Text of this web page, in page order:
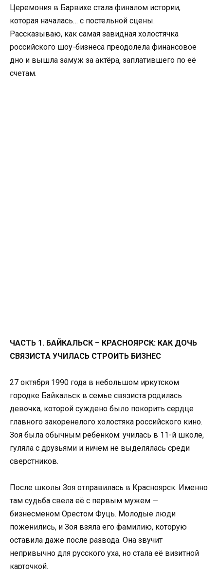
Церемония в Барвихе стала финалом истории,
которая началась… с постельной сцены.
Рассказываю, как самая завидная холостячка
российского шоу-бизнеса преодолела финансовое
дно и вышла замуж за актёра, заплатившего по её
счетам.
ЧАСТЬ 1. БАЙКАЛЬСК – КРАСНОЯРСК: КАК ДОЧЬ
СВЯЗИСТА УЧИЛАСЬ СТРОИТЬ БИЗНЕС
27 октября 1990 года в небольшом иркутском
городке Байкальск в семье связиста родилась
девочка, которой суждено было покорить сердце
главного закоренелого холостяка российского кино.
Зоя была обычным ребёнком: училась в 11-й школе,
гуляла с друзьями и ничем не выделялась среди
сверстников.
После школы Зоя отправилась в Красноярск. Именно
там судьба свела её с первым мужем —
бизнесменом Орестом Фуць. Молодые люди
поженились, и Зоя взяла его фамилию, которую
оставила даже после развода. Она звучит
непривычно для русского уха, но стала её визитной
карточкой.